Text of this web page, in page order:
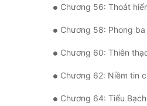
Chương 56: Thoát
Chương 58: Phong
Chương 60: Thiên
Chương 62: Niềm tin
Chương 64: Tiểu